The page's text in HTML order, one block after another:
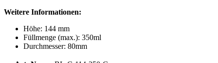
Weitere Informationen:
Höhe: 144 mm
Füllmenge (max.): 350ml
Durchmesser: 80mm